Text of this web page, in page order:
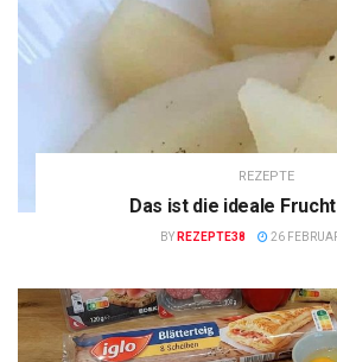
REZEPTE
Das ist die ideale
BY REZEPTE38 26